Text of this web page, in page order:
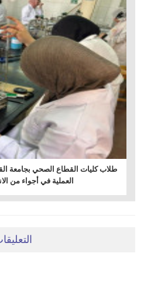
طلاب كليات القطاع الصحي بجامعة
العملية في أجواء من